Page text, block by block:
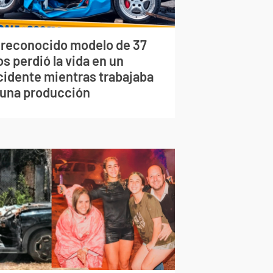
modelo de 37
perdió la vida en un
mientras trabajaba
producción